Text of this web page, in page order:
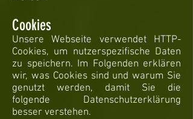
Cookies
Unsere Webseite verwendet HTTP-
Cookies, um nutzerspezifische Daten
zu speichern. Im Folgenden erklären
wir, was Cookies sind und warum Sie
genutzt werden, damit Sie die
folgende Datenschutzerklärung
besser verstehen.